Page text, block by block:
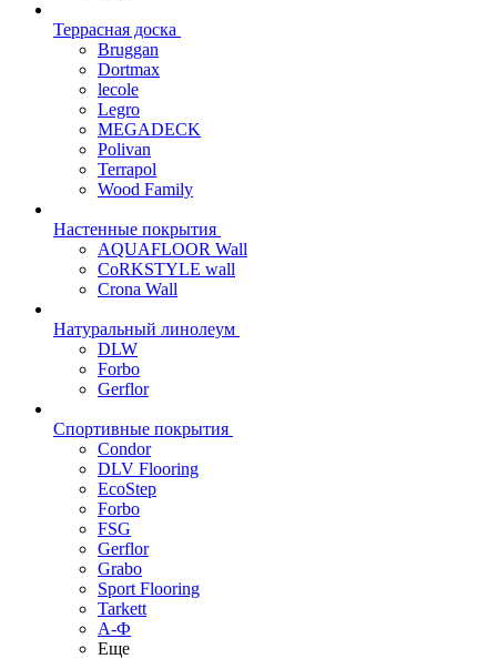
Террасная доска
Bruggan
Dortmax
lecole
Legro
MEGADECK
Polivan
Terrapol
Wood Family
Настенные покрытия
AQUAFLOOR Wall
CoRKSTYLE wall
Crona Wall
Натуральный линолеум
DLW
Forbo
Gerflor
Спортивные покрытия
Condor
DLV Flooring
EcoStep
Forbo
FSG
Gerflor
Grabo
Sport Flooring
Tarkett
А-Ф
Еще